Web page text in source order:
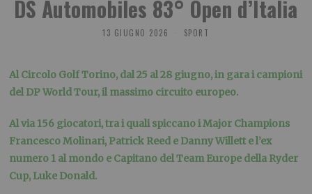
DS Automobiles 83° Open d’Italia
13 GIUGNO 2026 SPORT
Al Circolo Golf Torino, dal 25 al 28 giugno, in gara i campioni
del DP World Tour, il massimo circuito europeo.
Al via 156 giocatori, tra i quali spiccano i Major Champions
Francesco Molinari, Patrick Reed e Danny Willett e l’ex
numero 1 al mondo e Capitano del Team Europe della Ryder
Cup, Luke Donald.